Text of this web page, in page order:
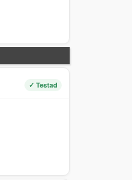
✓ Testad